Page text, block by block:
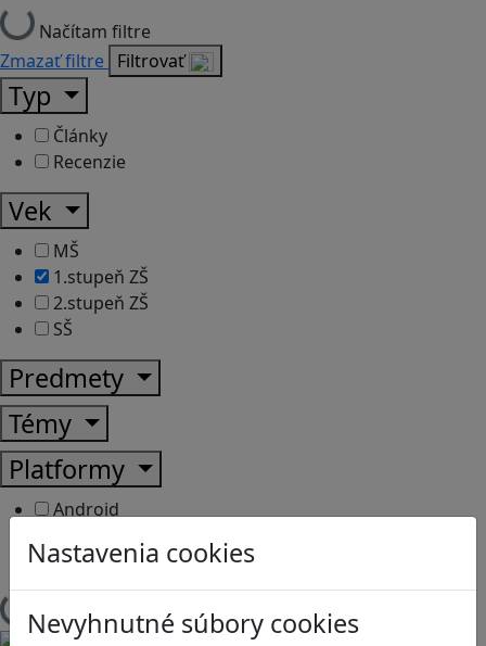
Nastavenia cookies
Nevyhnutné súbory cookies
Načítam filtre
Zmazať filtre Filtrovať
Typ
Články
Recenzie
Vek
MŠ
1.stupeň ZŠ
2.stupeň ZŠ
SŠ
Predmety
Témy
Platformy
Android
Stolové, kartové
Načítam blogy